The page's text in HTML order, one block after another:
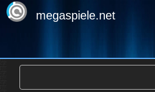
megaspiele.net